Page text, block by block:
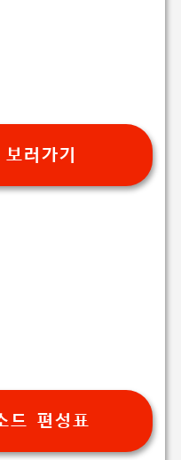
러가기
드 편성표